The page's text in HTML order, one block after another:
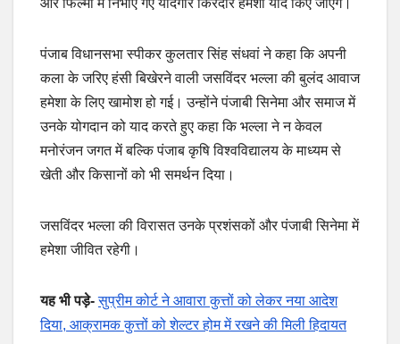
और फिल्मों में निभाए गए यादगार किरदार हमेशा याद किए जाएंगे।
पंजाब विधानसभा स्पीकर कुलतार सिंह संधवां ने कहा कि अपनी
कला के जरिए हंसी बिखेरने वाली जसविंदर भल्ला की बुलंद आवाज
हमेशा के लिए खामोश हो गई। उन्होंने पंजाबी सिनेमा और समाज में
उनके योगदान को याद करते हुए कहा कि भल्ला ने न केवल
मनोरंजन जगत में बल्कि पंजाब कृषि विश्वविद्यालय के माध्यम से
खेती और किसानों को भी समर्थन दिया।
जसविंदर भल्ला की विरासत उनके प्रशंसकों और पंजाबी सिनेमा में
हमेशा जीवित रहेगी।
यह भी पड़े-सुप्रीम कोर्ट ने आवारा कुत्तों को लेकर नया आदेश
दिया, आक्रामक कुत्तों को शेल्टर होम में रखने की मिली हिदायत